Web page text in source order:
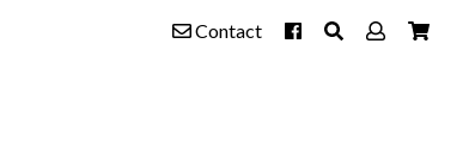
Contact